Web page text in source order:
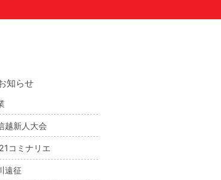
知らせ
越新人大会
コミナリエ
遠征